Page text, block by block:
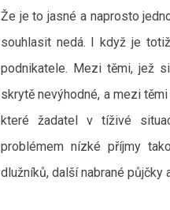
Že je to jasné a naprosto
souhlasit nedá. I když je
podnikatele. Mezi těmi, jež
skrytě nevýhodné, a mezi
které žadatel v tíživé
problémem nízké příjmy
dlužníků, další nabrané půjčky